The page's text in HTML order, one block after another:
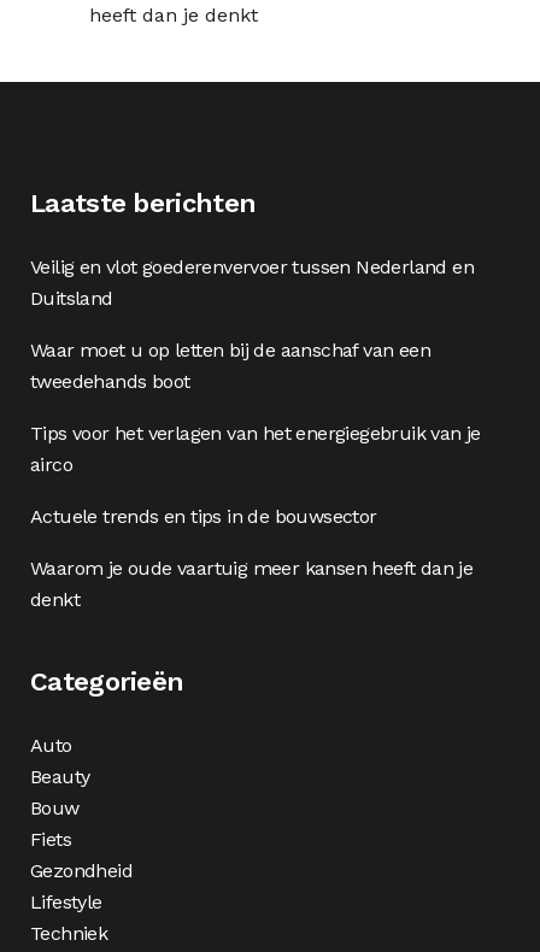
heeft dan je denkt
Laatste berichten
Veilig en vlot goederenvervoer tussen Nederland en
Duitsland
Waar moet u op letten bij de aanschaf van een
tweedehands boot
Tips voor het verlagen van het energiegebruik van je
airco
Actuele trends en tips in de bouwsector
Waarom je oude vaartuig meer kansen heeft dan je
denkt
Categorieën
Auto
Beauty
Bouw
Fiets
Gezondheid
Lifestyle
Techniek